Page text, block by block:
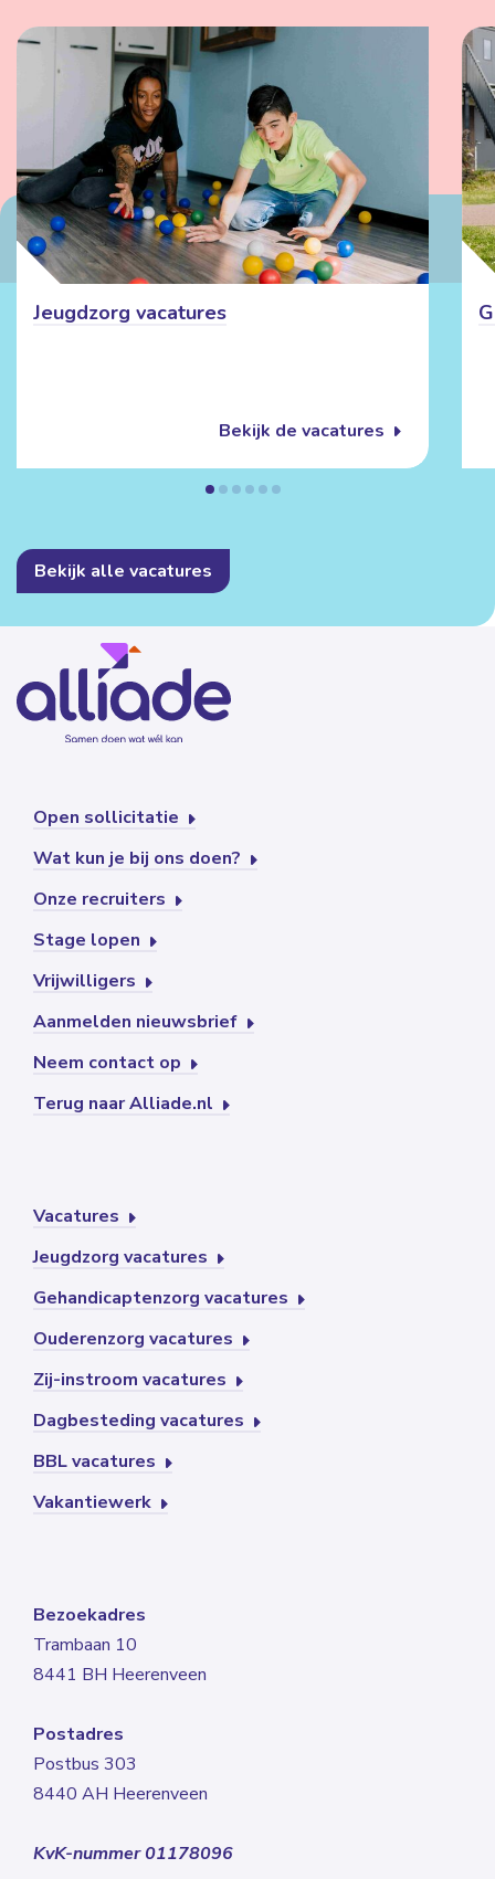
Jeugdzorg vacatures
Bekijk de vacatures
Bekijk alle vacatures
Open sollicitatie
Wat kun je bij ons doen?
Onze recruiters
Stage lopen
Vrijwilligers
Aanmelden nieuwsbrief
Neem contact op
Terug naar Alliade.nl
Vacatures
Jeugdzorg vacatures
Gehandicaptenzorg vacatures
Ouderenzorg vacatures
Zij-instroom vacatures
Dagbesteding vacatures
BBL vacatures
Vakantiewerk
Bezoekadres
Trambaan 10
8441 BH Heerenveen
Postadres
Postbus 303
8440 AH Heerenveen
KvK-nummer 01178096